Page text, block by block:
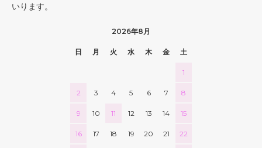
いります。
2026年8月
日 月 火 水 木 金 土
1
2 3 4 5 6 7 8
9 10 11 12 13 14 15
16 17 18 19 20 21 22